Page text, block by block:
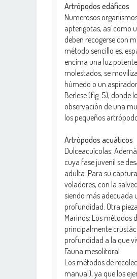
Artrópodos edáficos
Numerosos
apterigotas, así como
deben recogerse con
método sencillo es,
encima una luz
molestados, se
húmedo o un
Berlese (fig. 5), donde
observación de una
los pequeños
Artrópodos acuáticos
Dulceacuícolas:
cuya fase juvenil se
adulta. Para su
voladores, con la
siendo más adecuada
profundidad. Otra
Marinos: Los métodos
principalmente
profundidad a la que
Fauna mesolitoral
Los métodos de
manual), ya que los